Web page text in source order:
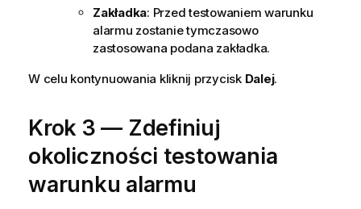
Zakładka: Przed testowaniem warunku
alarmu zostanie tymczasowo
zastosowana podana zakładka.
W celu kontynuowania kliknij przycisk Dalej.
Krok 3 — Zdefiniuj
okoliczności testowania
warunku alarmu